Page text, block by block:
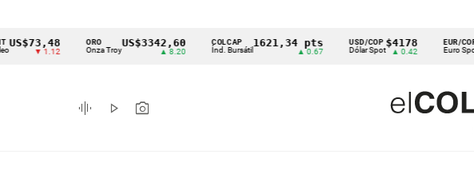
Cintillo
indicadores
económicos
▼ 1.12
ORO
Onza Troy
US$3342,60 COLCAP
Índ. Bursátil
1621,34 pts USD/COP
Dólar Spot
$4178
▲ 0.42
EUR/COP
Euro Spot
graphic_eq play_arrow photo_camera